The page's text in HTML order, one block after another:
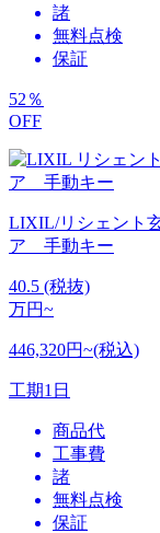
諸
無料点検
保証
52 ％
OFF
LIXIL/リシェン
ア 手動キー
40.5 (税抜)
万円~
446,320円~(税込)
工期1日
商品代
工事費
諸
無料点検
保証